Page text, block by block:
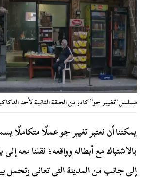
مسلسل “تغيير جو” كادر من الحلقة الثانية لأحد
يمكننا أن نعتبر تغيير جو عملًا متكاملًا
بالاشتباك مع أبطاله وواقعه؛ نقلنا معه
إلى جانب من المدينة التي تعاني وتحمل